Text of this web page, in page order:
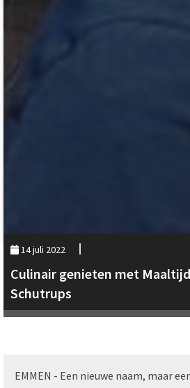
14 juli 2022
Culinair genieten met
Schutrups
EMMEN - Een nieuwe naam, maar